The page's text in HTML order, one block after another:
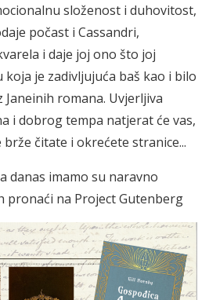
složenost i duhovitost,
počast i Cassandri,
i daje joj ono što joj
koja je zadivljujuća baš kao i bilo
romana. Uvjerljiva
i dobrog tempa natjerat će vas,
čitate i okrećete stranice...
danas imamo su naravno
pronaći na Project Gutenberg